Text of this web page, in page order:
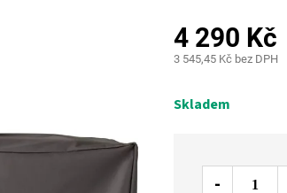
4 290 Kč
3 545,45 Kč bez DPH
cena:
Skladem